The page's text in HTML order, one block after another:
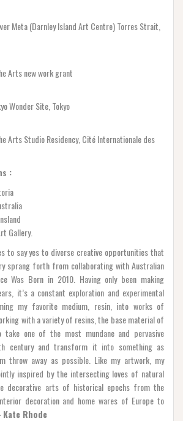
Meta (Darnley Island Art Centre) Torres Strait,
Arts new work grant
Wonder Site, Tokyo
Arts Studio Residency, Cité Internationale des
:
Gallery.
to say yes to diverse creative opportunities that
sprang forth from collaborating with Australian
Was Born in 2010. Having only been making
it’s a constant exploration and experimental
my favorite medium, resin, into works of
with a variety of resins, the base material of
one of the most mundane and pervasive
century and transform it into something as
throw away as possible. Like my artwork, my
inspired by the intersecting loves of natural
decorative arts of historical epochs from the
decoration and home wares of Europe to
Kate Rhode